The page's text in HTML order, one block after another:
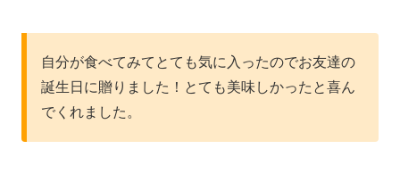
自分が食べてみてとても気に入ったのでお友達の
誕生日に贈りました！とても美味しかったと喜ん
でくれました。